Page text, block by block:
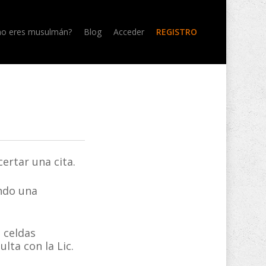
eres musulmán? Blog Acceder REGISTRO
una cita.
una
con la Lic.